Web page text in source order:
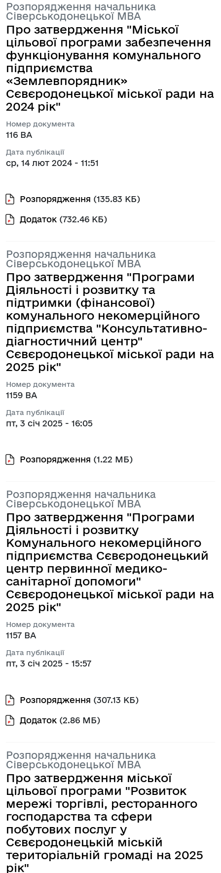
Розпорядження начальника
Сіверськодонецької МВА
Про затвердження "Міської
цільової програми забезпечення
функціонування комунального
підприємства
«Землевпорядник»
Сєвєродонецької міської ради на
2024 рік"
Номер документа
116 ВА
Дата публікації
ср, 14 лют 2024 - 11:51
Розпорядження (135.83 КБ)
Додаток (732.46 КБ)
Розпорядження начальника
Сіверськодонецької МВА
Про затвердження "Програми
Діяльності і розвитку та
підтримки (фінансової)
комунального некомерційного
підприємства "Консультативно-
діагностичний центр"
Сєвєродонецької міської ради на
2025 рік"
Номер документа
1159 ВА
Дата публікації
пт, 3 січ 2025 - 16:05
Розпорядження (1.22 МБ)
Розпорядження начальника
Сіверськодонецької МВА
Про затвердження "Програми
Діяльності і розвитку
Комунального некомерційного
підприємства Сєвєродонецький
центр первинної медико-
санітарної допомоги"
Сєвєродонецької міської ради на
2025 рік"
Номер документа
1157 ВА
Дата публікації
пт, 3 січ 2025 - 15:57
Розпорядження (307.13 КБ)
Додаток (2.86 МБ)
Розпорядження начальника
Сіверськодонецької МВА
Про затвердження міської
цільової програми "Розвиток
мережі торгівлі, ресторанного
господарства та сфери
побутових послуг у
Сєвєродонецькій міській
територіальній громаді на 2025
рік"